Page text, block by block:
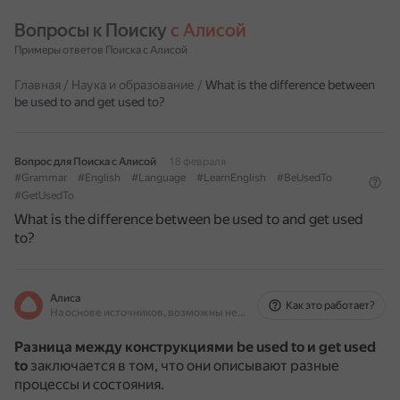
Вопросы к Поиску с Алисой
Примеры ответов Поиска с Алисой
Главная / Наука и образование / What is the difference between
be used to and get used to?
Вопрос для Поиска с Алисой
18 февраля
#Grammar
#English #Language #LearnEnglish
#BeUsedTo
#GetUsedTo
What is the difference between be used to and get used
to?
Алиса
На основе источников, возможны неточности
Как это работает?
Разница между конструкциями be used to и get used
to заключается в том, что они описывают разные
процессы и состояния.